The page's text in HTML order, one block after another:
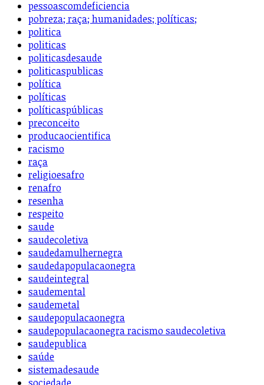
pessoascomdeficiencia
pobreza; raça; humanidades; políticas;
politica
politicas
politicasdesaude
politicaspublicas
política
políticas
políticaspúblicas
preconceito
producaocientifica
racismo
raça
religioesafro
renafro
resenha
respeito
saude
saudecoletiva
saudedamulhernegra
saudedapopulacaonegra
saudeintegral
saudemental
saudemetal
saudepopulacaonegra
saudepopulacaonegra racismo saudecoletiva
saudepublica
saúde
sistemadesaude